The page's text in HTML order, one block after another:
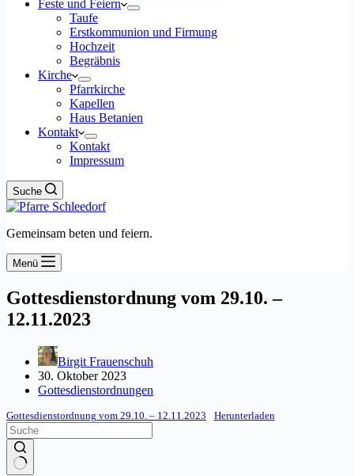
Feste und Feiern
Taufe
Erstkommunion und Firmung
Hochzeit
Begräbnis
Kirche
Pfarrkirche
Kapellen
Haus Betanien
Kontakt
Kontakt
Impressum
Suche
Gemeinsam beten und feiern.
Menü
Gottesdienstordnung vom 29.10. –
12.11.2023
Birgit Frauenschuh
30. Oktober 2023
Gottesdienstordnungen
Gottesdienstordnung vom 29.10. – 12.11.2023 Herunterladen